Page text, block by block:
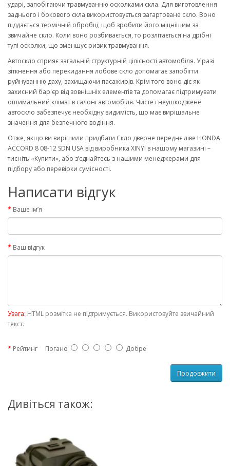
ударі, запобігаючи травмуванню осколками скла. Для виготовлення
заднього і бокового скла використовується загартоване скло. Воно
піддається термічній обробці, щоб зробити його міцнішим за
звичайне скло. Коли воно розбивається, то розлітається на дрібні
тупі осколки, що зменшує ризик травмування.
Автоскло сприяє загальній структурній цілісності автомобіля. У разі
зіткнення або перекидання лобове скло допомагає запобігти
руйнуванню даху, захищаючи пасажирів. Крім того воно діє як
захисний бар'єр від зовнішніх елементів та допомагає підтримувати
оптимальний клімат в салоні автомобіля. Чисте і неушкоджене
автоскло забезпечує необхідну видимість, що має вирішальне
значення для безпечного водіння.
Отже, якщо ви вирішили придбати Скло дверне переднє ліве HONDA
ACCORD 8 08-12 SDN USA від виробника XINYI в нашому магазині –
тисніть «Купити», або з’єднайтесь з нашими менеджерами для
підбору або перевірки сумісності.
Написати відгук
Ваше ім’я
Ваш відгук
Увага: HTML розмітка не підтримується. Використовуйте звичайний
текст.
Рейтинг Погано Добре
Продовжити
Дивіться також: